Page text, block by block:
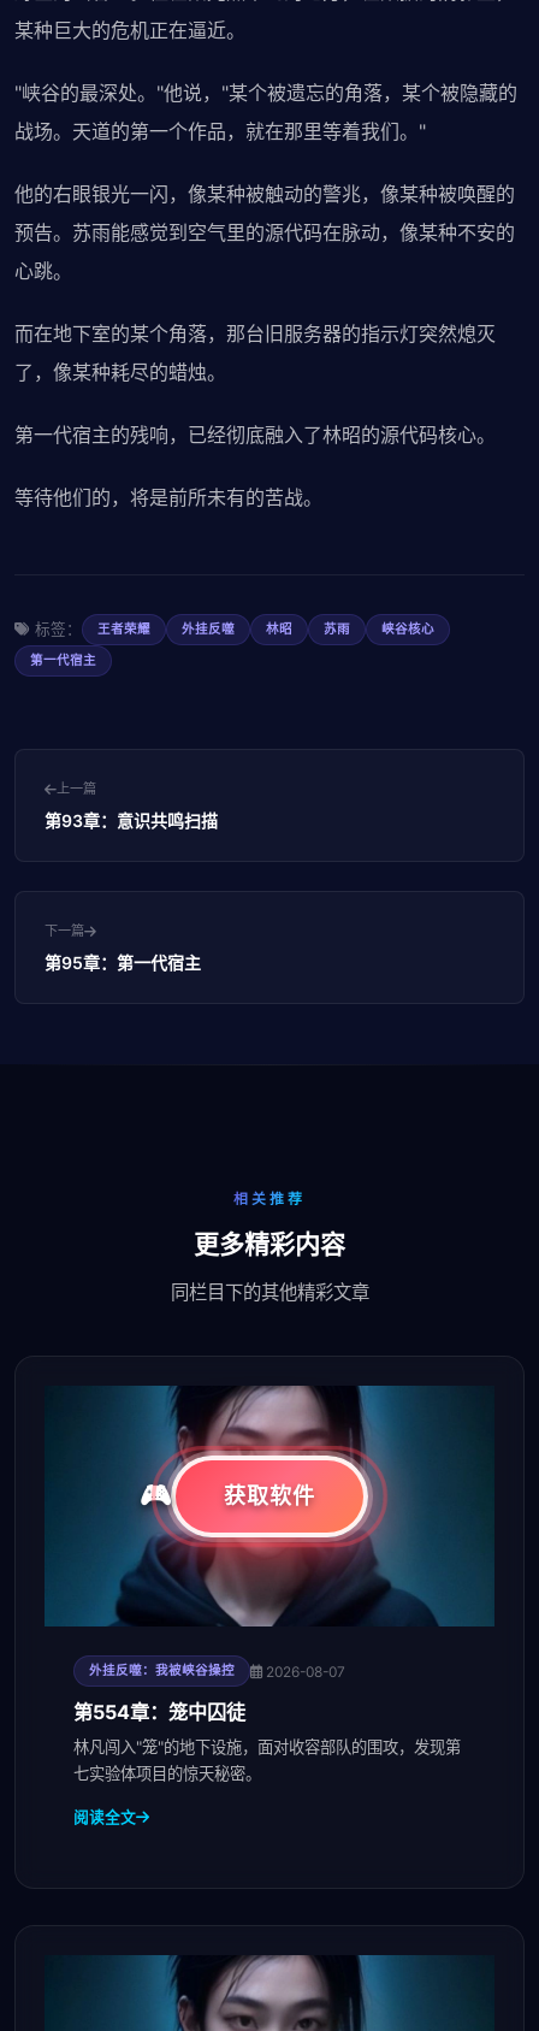
某种巨大的危机正在逼近。
"峡谷的最深处。"他说，"某个被遗忘的角落，某个被隐藏的
战场。天道的第一个作品，就在那里等着我们。"
他的右眼银光一闪，像某种被触动的警兆，像某种被唤醒的
预告。苏雨能感觉到空气里的源代码在脉动，像某种不安的
心跳。
而在地下室的某个角落，那台旧服务器的指示灯突然熄灭
了，像某种耗尽的蜡烛。
第一代宿主的残响，已经彻底融入了林昭的源代码核心。
等待他们的，将是前所未有的苦战。
标签： 王者荣耀 外挂反噬 林昭 苏雨
峡谷核心
第一代宿主
上一篇
第93章：意识共鸣扫描
下一篇
第95章：第一代宿主
相关推荐
更多精彩内容
同栏目下的其他精彩文章
外挂反噬：我被峡谷操控 2026-08-07
第554章：笼中囚徒
林凡闯入"笼"的地下设施，面对收容部队的围攻，发现第
七实验体项目的惊天秘密。
阅读全文
获取软件